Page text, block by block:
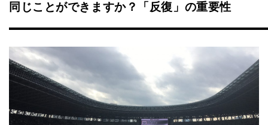
同じことができますか？「反復」の重要性